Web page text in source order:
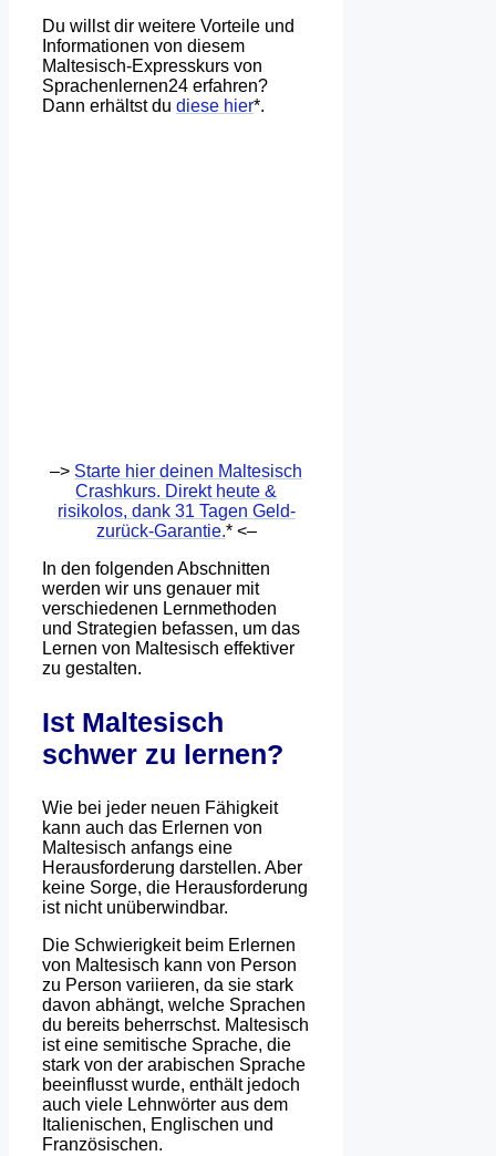
Du willst dir weitere Vorteile und
Informationen von diesem
Maltesisch-Expresskurs von
Sprachenlernen24 erfahren?
Dann erhältst du diese hier*.
–> Starte hier deinen Maltesisch
Crashkurs. Direkt heute &
risikolos, dank 31 Tagen Geld-
zurück-Garantie.* <–
In den folgenden Abschnitten
werden wir uns genauer mit
verschiedenen Lernmethoden
und Strategien befassen, um das
Lernen von Maltesisch effektiver
zu gestalten.
Ist Maltesisch
schwer zu lernen?
Wie bei jeder neuen Fähigkeit
kann auch das Erlernen von
Maltesisch anfangs eine
Herausforderung darstellen. Aber
keine Sorge, die Herausforderung
ist nicht unüberwindbar.
Die Schwierigkeit beim Erlernen
von Maltesisch kann von Person
zu Person variieren, da sie stark
davon abhängt, welche Sprachen
du bereits beherrschst. Maltesisch
ist eine semitische Sprache, die
stark von der arabischen Sprache
beeinflusst wurde, enthält jedoch
auch viele Lehnwörter aus dem
Italienischen, Englischen und
Französischen.